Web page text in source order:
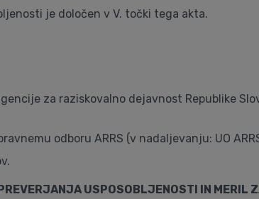
je določen v V. točki tega akta.
za raziskovalno dejavnost Republike
odboru ARRS (v nadaljevanju: UO
USPOSOBLJENOSTI IN MERIL